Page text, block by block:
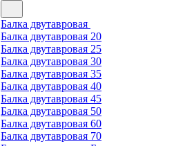
Балка двутавровая
Балка двутавровая 20
Балка двутавровая 25
Балка двутавровая 30
Балка двутавровая 35
Балка двутавровая 40
Балка двутавровая 45
Балка двутавровая 50
Балка двутавровая 60
Балка двутавровая 70